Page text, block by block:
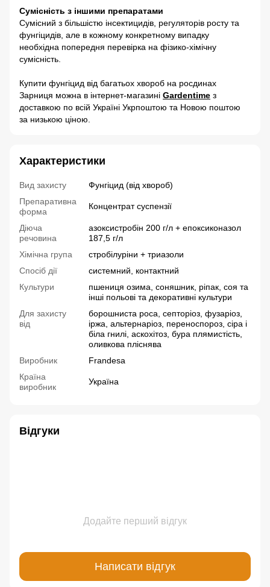
Сумісність з іншими препаратами
Сумісний з більшістю інсектицидів, регуляторів росту та
фунгіцидів, але в кожному конкретному випадку
необхідна попередня перевірка на фізико-хімічну
сумісність.
Купити фунгіцид від багатьох хвороб на росдинах
Зарниця можна в інтернет-магазині Gardentime з
доставкою по всій Україні Укрпоштою та Новою поштою
за низькою ціною.
Характеристики
Вид захисту
Фунгіцид (від хвороб)
Препаративна
форма
Концентрат суспензії
Діюча
речовина
азоксистробін 200 г/л + епоксиконазол
187,5 г/л
Хімічна група
стробілуріни + триазоли
Спосіб дії
системний, контактний
Культури
пшениця озима, соняшник, ріпак, соя та
інші польові та декоративні культури
Для захисту
від
борошниста роса, септоріоз, фузаріоз,
іржа, альтернаріоз, переноспороз, сіра і
біла гнилі, аскохітоз, бура плямистість,
оливкова пліснява
Виробник
Frandesa
Країна
виробник
Україна
Відгуки
Додайте перший відгук
Написати відгук